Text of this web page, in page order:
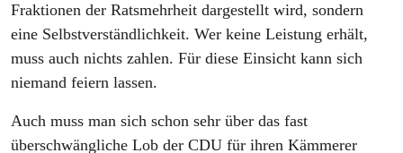
Fraktionen der Ratsmehrheit dargestellt wird, sondern
eine Selbstverständlichkeit. Wer keine Leistung erhält,
muss auch nichts zahlen. Für diese Einsicht kann sich
niemand feiern lassen.
Auch muss man sich schon sehr über das fast
überschwängliche Lob der CDU für ihren Kämmerer